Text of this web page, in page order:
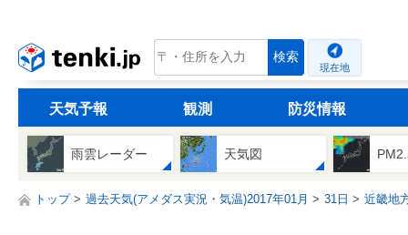
tenki.jp 検索
現在地
天気予報 観測 防災情報
雨雲レーダー 天気図
トップ 過去天気(アメダス実況・気温)2017年01月 31日 近畿地